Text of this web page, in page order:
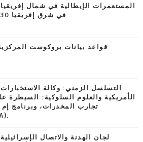
المستعمرات الإيطالية في شمال
في شرق إفريقيا 1930-1939
قواعد بيانات بروكوست
التسلسل الزمني: وكالة
الأمريكية والعلوم السلوكية: السيطرة
تجارب المخدرات، وبرنامج إم
لجان الهدنة والاتصال